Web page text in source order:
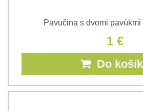
Pavučina s dvomi pavúkmi
1 €
Do